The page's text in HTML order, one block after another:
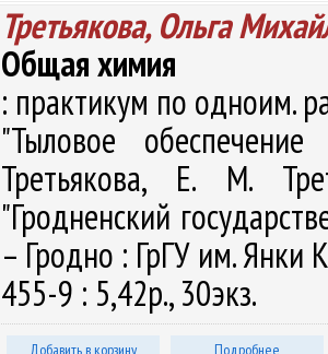
Третьякова, Ольга
Общая химия
: практикум по одноим.
"Тыловое
Третьякова, Е. М.
"Гродненский
– Гродно : ГрГУ им. Янки
455-9 : 5,42р., 30экз.
Добавить в корзину Подробнее